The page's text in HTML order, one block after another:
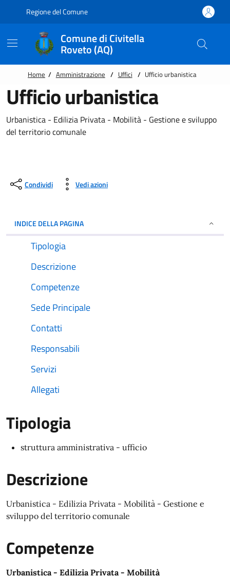
Regione del Comune
Comune di Civitella
Roveto (AQ)
Home / Amministrazione / Uffici / Ufficio urbanistica
Ufficio urbanistica
Urbanistica - Edilizia Privata - Mobilità - Gestione e sviluppo
del territorio comunale
Condividi Vedi azioni
INDICE DELLA PAGINA
Tipologia
Descrizione
Competenze
Sede Principale
Contatti
Responsabili
Servizi
Allegati
Tipologia
struttura amministrativa - ufficio
Descrizione
Urbanistica - Edilizia Privata - Mobilità - Gestione e
sviluppo del territorio comunale
Competenze
Urbanistica - Edilizia Privata - Mobilità